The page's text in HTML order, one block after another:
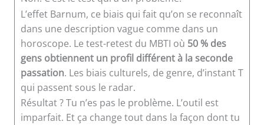
L’effet Barnum, ce biais qui fait qu’on se reconnaît
dans une description vague comme dans un
horoscope. Le test-retest du MBTI où 50 % des
gens obtiennent un profil différent à la seconde
passation. Les biais culturels, de genre, d’instant T
qui passent sous le radar.
Résultat ? Tu n’es pas le problème. L’outil est
imparfait. Et ça change tout dans la façon dont tu